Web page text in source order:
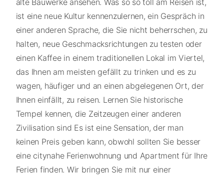
alte Bauwerke ansehen. Was so so toll am Reisen ist,
ist eine neue Kultur kennenzulernen, ein Gespräch in
einer anderen Sprache, die Sie nicht beherrschen, zu
halten, neue Geschmacksrichtungen zu testen oder
einen Kaffee in einem traditionellen Lokal im Viertel,
das Ihnen am meisten gefällt zu trinken und es zu
wagen, häufiger und an einen abgelegenen Ort, der
Ihnen einfällt, zu reisen. Lernen Sie historische
Tempel kennen, die Zeitzeugen einer anderen
Zivilisation sind Es ist eine Sensation, der man
keinen Preis geben kann, obwohl sollten Sie besser
eine citynahe Ferienwohnung und Apartment für Ihre
Ferien finden. Wir bringen Sie mit nur einer